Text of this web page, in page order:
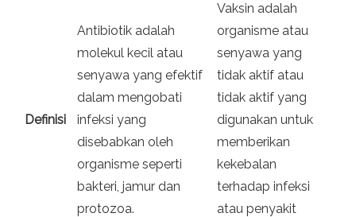
Definisi
Antibiotik adalah
molekul kecil atau
senyawa yang efektif
dalam mengobati
infeksi yang
disebabkan oleh
organisme seperti
bakteri, jamur dan
protozoa.
Vaksin adalah
organisme atau
senyawa yang
tidak aktif atau
tidak aktif yang
digunakan untuk
memberikan
kekebalan
terhadap infeksi
atau penyakit